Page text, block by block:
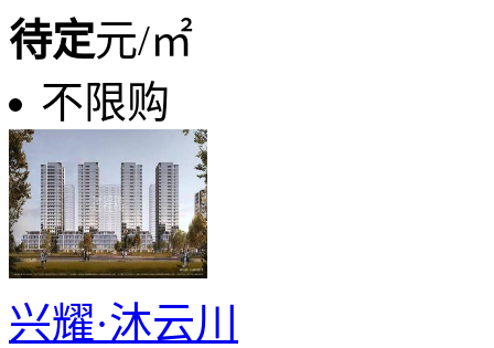
待定元/㎡
不限购
兴耀·沐云川